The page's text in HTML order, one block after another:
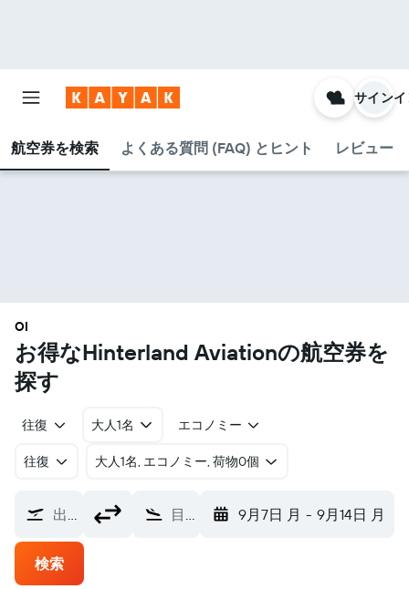
航空券を検索 よくある質問 (FAQ) とヒント レビュー
サイン
OI
お得なHinterland Aviation​の航空券を
探す
往復 大人1名 エコノミー
往復 ​大人1名, エコノミー, 荷物0個
出発地 目的地 9月7日 月 - 9月14日 月
検索